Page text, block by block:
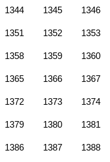
1344 1345 1346
1351 1352 1353
1358 1359 1360
1365 1366 1367
1372 1373 1374
1379 1380 1381
1386 1387 1388